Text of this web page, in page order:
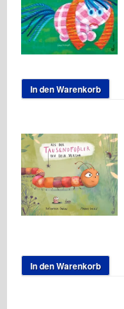
In den Warenkorb
In den Warenkorb